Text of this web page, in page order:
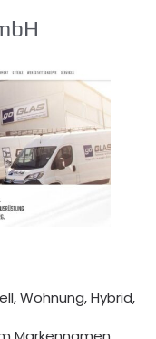
Wohnung, Hybrid,